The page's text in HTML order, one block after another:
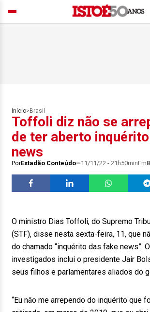
Início> Brasil
Toffoli diz não se
de ter aberto
news
PorEstadão Conteúdo 11/11/22 - 21h50minEm
O ministro Dias Toffoli, do Supremo
(STF), disse nesta sexta-feira, 11, que
do chamado “inquérito das fake news”.
investigados inclui o presidente Jair
seus filhos e parlamentares aliados do
“Eu não me arrependo do inquérito que